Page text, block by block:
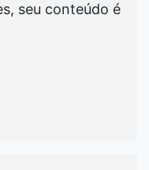
seu conteúdo é